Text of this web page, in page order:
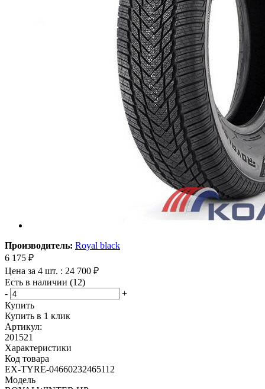
Производитель: Royal black
6 175 ₽
Цена за 4 шт. : 24 700 ₽
Есть в наличии (12)
-
+
Купить
Купить в 1 клик
Артикул:
201521
Характеристики
Код товара
EX-TYRE-04660232465112
Модель